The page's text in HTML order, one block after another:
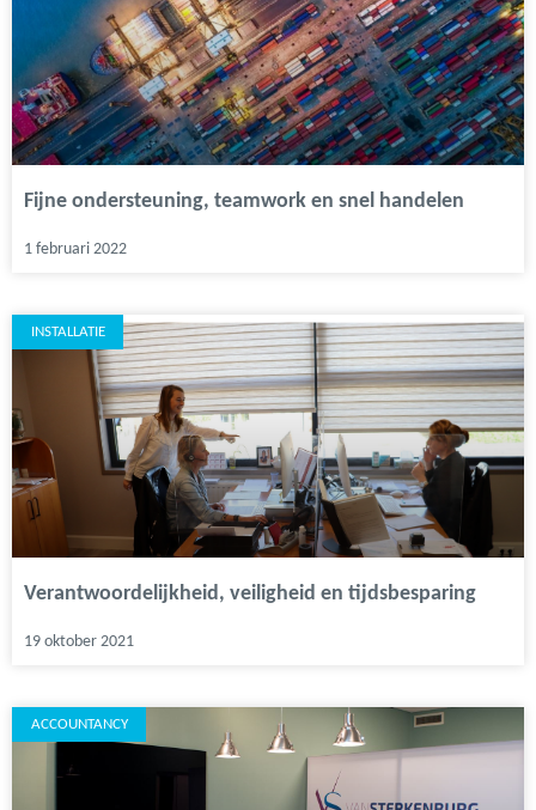
Fijne ondersteuning, teamwork en snel handelen
1 februari 2022
INSTALLATIE
Verantwoordelijkheid, veiligheid en tijdsbesparing
19 oktober 2021
ACCOUNTANCY